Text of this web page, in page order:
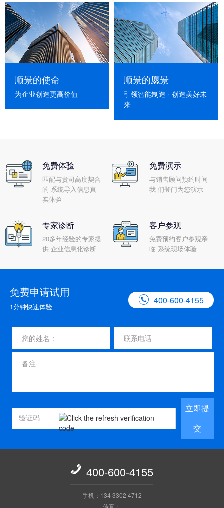
顺景的使命
为企业创造更高价值
顺景的愿景
引领智能制造 · 创造美好未
来
免费体验
匹配与贵司高度契合
的 系统导入信息真
实体验
免费演示
与销售顾问预约时间
我 们登门为您演示
专家诊断
20多年经验的专家提
供 企业信息化诊断
客户参观
免费预约客户参观亲
临 系统现场体验
免费申请试用
1分钟快速体验
 400-600-4155
立即提
交
 400-600-4155
手机：134 3302 4712